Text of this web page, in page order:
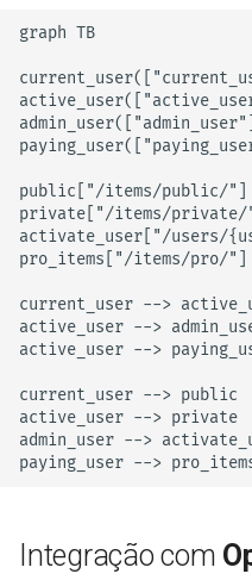
graph TB
public["/items/public/"]
private["/items/private/
activate_user["/users/
pro_items["/items/pro/"]
current_user -->
active_user -->
active_user -->
current_user --> public
active_user --> private
admin_user -->
paying_user -->
Integração com